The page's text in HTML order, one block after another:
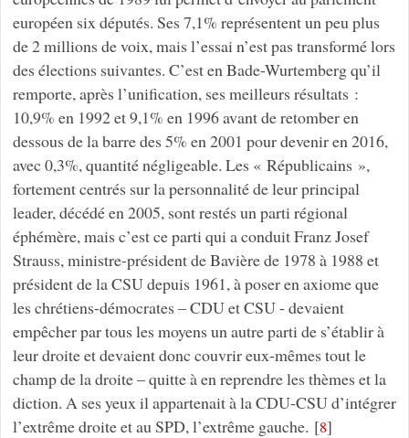
européen six députés. Ses 7,1% représentent un peu plus
de 2 millions de voix, mais l’essai n’est pas transformé lors
des élections suivantes. C’est en Bade-Wurtemberg qu’il
remporte, après l’unification, ses meilleurs résultats :
10,9% en 1992 et 9,1% en 1996 avant de retomber en
dessous de la barre des 5% en 2001 pour devenir en 2016,
avec 0,3%, quantité négligeable. Les « Républicains »,
fortement centrés sur la personnalité de leur principal
leader, décédé en 2005, sont restés un parti régional
éphémère, mais c’est ce parti qui a conduit Franz Josef
Strauss, ministre-président de Bavière de 1978 à 1988 et
président de la CSU depuis 1961, à poser en axiome que
les chrétiens-démocrates – CDU et CSU - devaient
empêcher par tous les moyens un autre parti de s’établir à
leur droite et devaient donc couvrir eux-mêmes tout le
champ de la droite – quitte à en reprendre les thèmes et la
diction. A ses yeux il appartenait à la CDU-CSU d’intégrer
l’extrême droite et au SPD, l’extrême gauche. [8]